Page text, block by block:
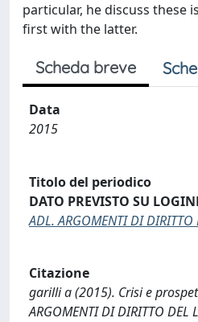
particular, he discuss
first with the latter.
Scheda breve
Data
2015
Titolo del periodico
DATO PREVISTO SU
ADL. ARGOMENTI DI DIRITTO
Citazione
garilli a (2015). Crisi e
ARGOMENTI DI DIRITTO DEL